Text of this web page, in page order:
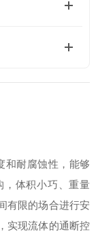
和耐腐蚀性，能够
，体积小巧、重量
有限的场合进行安
实现流体的通断控